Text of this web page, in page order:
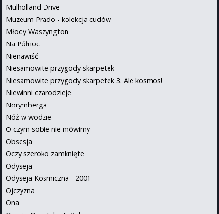
Mulholland Drive
Muzeum Prado - kolekcja cudów
Młody Waszyngton
Na Północ
Nienawiść
Niesamowite przygody skarpetek
Niesamowite przygody skarpetek 3. Ale kosmos!
Niewinni czarodzieje
Norymberga
Nóż w wodzie
O czym sobie nie mówimy
Obsesja
Oczy szeroko zamknięte
Odyseja
Odyseja Kosmiczna - 2001
Ojczyzna
Ona